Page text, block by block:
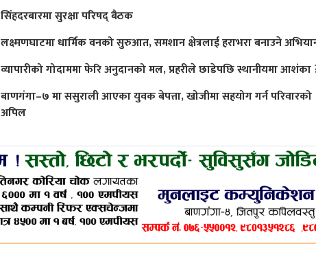
सिंहदरबारमा सुरक्षा परिषद् बैठक
लक्ष्मणघाटमा धार्मिक वनको सुरुआत, समशान क्षेत्रलाई हराभरा बनाउने
व्यापारीको गोदाममा फेरि अनुदानको मल, प्रहरीले छाडेपछि स्थानीयमा आशंका
बाणगंगा–७ मा ससुराली आएका युवक बेपत्ता, खोजीमा सहयोग गर्न परिवारको
अपिल